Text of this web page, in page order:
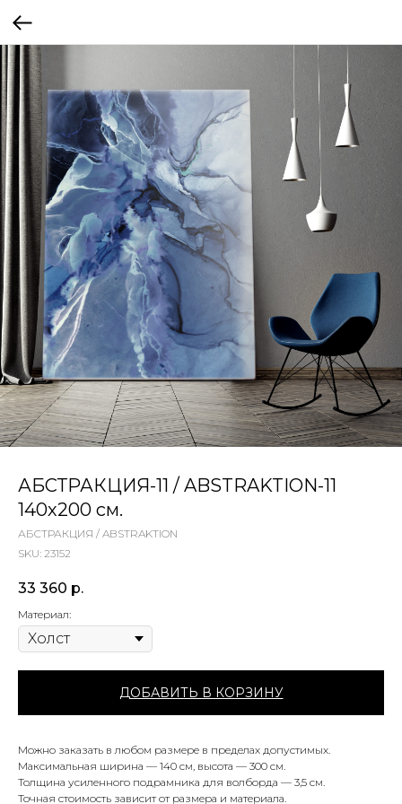
АБСТРАКЦИЯ-11 / ABSTRAKTION-11
140х200 см.
АБСТРАКЦИЯ / ABSTRAKTION
SKU: 23152
33 360 р.
Материал:
ДОБАВИТЬ В КОРЗИНУ
Можно заказать в любом размере в пределах допустимых.
Максимальная ширина — 140 см, высота — 300 см.
Толщина усиленного подрамника для волборда — 3,5 см.
Точная стоимость зависит от размера и материала.